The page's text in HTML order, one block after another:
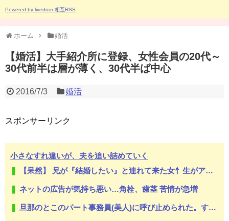
Powered by livedoor 相互RSS
ホーム 婚活
【婚活】大手紹介所に登録、女性会員の20代～
30代前半は層が薄く、30代半ば中心
2016/7/3 婚活
スポンサーリンク
小さなすれ違いが、夫を追い詰めていく
【呆然】 兄が『結婚したい』と連れて来た女忄生がアレルギー持ちだった。両親は難色を示したが兄は結婚し実家とは疎遠状態に。その後、兄夫婦に子供が2人生まれたが...
ネットの広告が気持ち悪い…角栓、歯茎 苦情が急増
旦那のとこのパート事務員(美人)に呼び止められた。すると「あんな物(昼食)を旦那さんに食べさせるなんて信じられない！」と言い出し...